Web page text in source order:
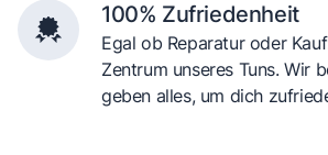
100% Zufriedenheit
Egal ob Reparatur oder
Zentrum unseres Tuns. Wir
geben alles, um dich